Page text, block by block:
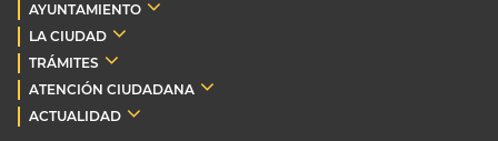
AYUNTAMIENTO
LA CIUDAD
TRÁMITES
ATENCIÓN CIUDADANA
ACTUALIDAD